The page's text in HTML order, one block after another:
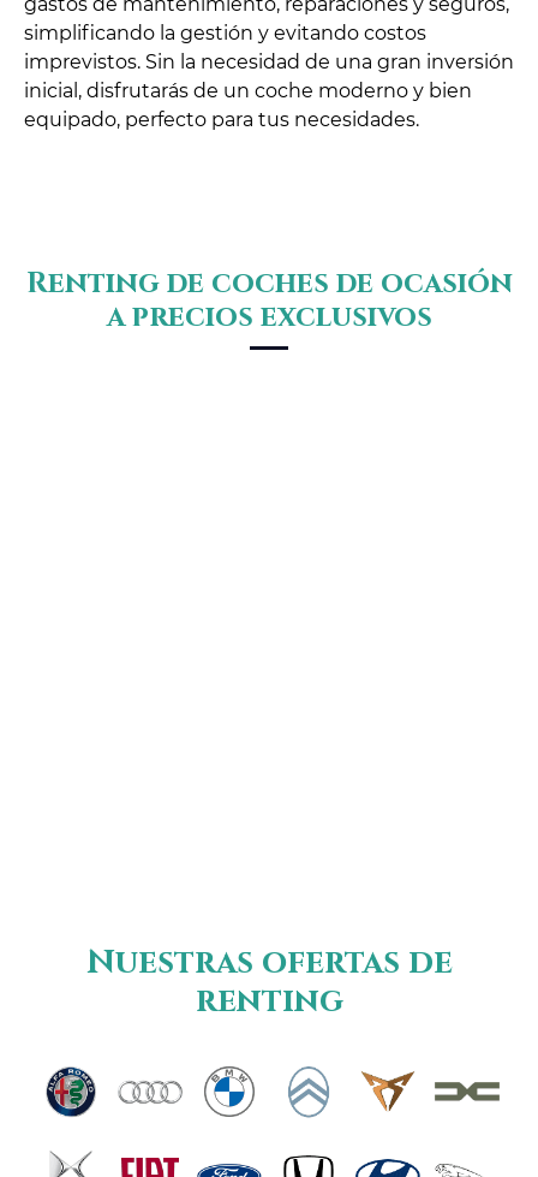
gastos de mantenimiento, reparaciones y seguros,
simplificando la gestión y evitando costos
imprevistos. Sin la necesidad de una gran inversión
inicial, disfrutarás de un coche moderno y bien
equipado, perfecto para tus necesidades.
Renting de coches de ocasión
a precios exclusivos
Nuestras ofertas de
renting